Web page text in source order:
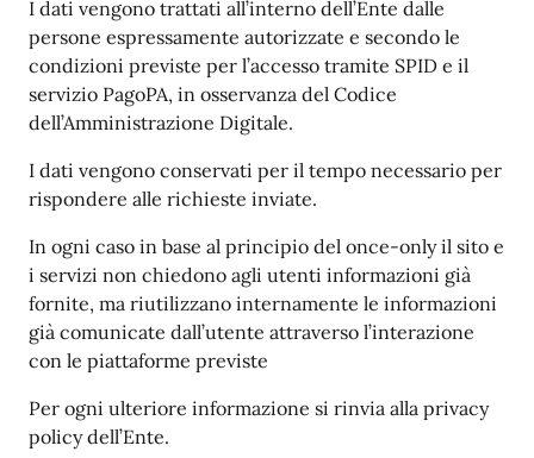
I dati vengono trattati all’interno dell’Ente dalle
persone espressamente autorizzate e secondo le
condizioni previste per l’accesso tramite SPID e il
servizio PagoPA, in osservanza del Codice
dell’Amministrazione Digitale.
I dati vengono conservati per il tempo necessario per
rispondere alle richieste inviate.
In ogni caso in base al principio del once-only il sito e
i servizi non chiedono agli utenti informazioni già
fornite, ma riutilizzano internamente le informazioni
già comunicate dall’utente attraverso l’interazione
con le piattaforme previste
Per ogni ulteriore informazione si rinvia alla privacy
policy dell’Ente.